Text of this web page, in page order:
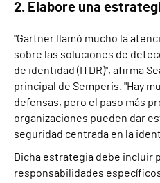
2. Elabore una
"Gartner llamó mucho la
sobre las soluciones de
de identidad (ITDR)", afirma
principal de Semperis. "Hay
defensas, pero el paso más
organizaciones pueden dar
seguridad centrada en la
Dicha estrategia debe incluir
responsabilidades